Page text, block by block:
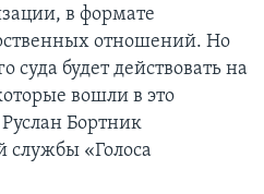
в формате
отношений. Но
суда будет действовать на
вошли в это
Бортник
службы «Голоса